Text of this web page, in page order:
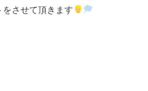
させて頂きます